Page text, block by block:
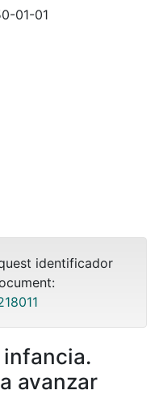
01-01
identificador
avanzar